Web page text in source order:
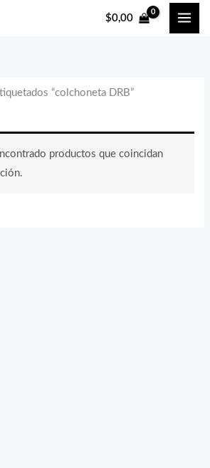
$0,00
“colchoneta DRB”
productos que coincidan